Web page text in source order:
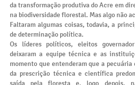
da transformação produtiva do Acre em
na biodiversidade florestal. Mas algo não
Faltaram algumas coisas, todavia, a
de determinação política.
Os líderes políticos, eleitos
deixaram a equipe técnica e as
momento que entenderam que a
da prescrição técnica e científica
saída pela floresta e, logo depois,